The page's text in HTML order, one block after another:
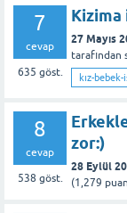
7
cevap
635 göst.
Kizima
27 Mayıs
tarafından
kız-bebek-
8
cevap
538 göst.
zor:)
28 Eylül
(1,279